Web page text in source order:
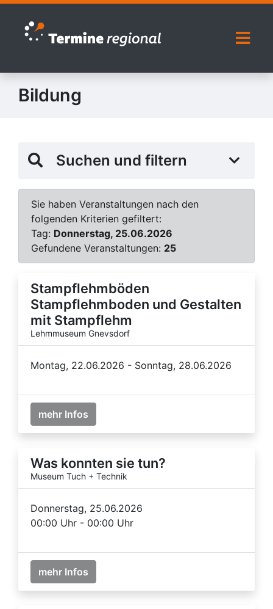
Zur Navigation springen
Zum Inhalt springen
Bildung
Suchen und filtern
Sie haben Veranstaltungen nach den
folgenden Kriterien gefiltert:
Tag: Donnerstag, 25.06.2026
Gefundene Veranstaltungen: 25
Stampflehmböden
Stampflehmboden und Gestalten
mit Stampflehm
Lehmmuseum Gnevsdorf
Montag, 22.06.2026 - Sonntag, 28.06.2026
mehr Infos
Was konnten sie tun?
Museum Tuch + Technik
Donnerstag, 25.06.2026
00:00 Uhr - 00:00 Uhr
mehr Infos